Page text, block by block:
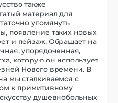
которую он использует
Нового времени. В
мы сталкиваемся с
к примитивному
душевнобольных
и искусству
личности получает,
освещение и
искусстве, начиная
ее идеалом «округлой